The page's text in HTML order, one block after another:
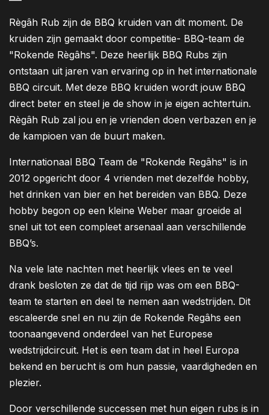
Règâh Rub zijn de BBQ kruiden van dit moment. De
kruiden zijn gemaakt door competitie- BBQ-team de
"Rokende Règâhs". Deze heerlijk BBQ Rubs zijn
ontstaan uit jaren van ervaring op in het internationale
BBQ circuit. Met deze BBQ kruiden wordt jouw BBQ
direct beter en steel je de show in je eigen achtertuin.
Règâh Rub zal jou en je vrienden doen verbazen en je
de kampioen van de buurt maken.
Internationaal BBQ Team de "Rokende Regâhs" is in
2012 opgericht door 4 vrienden met dezelfde hobby,
het drinken van bier en het bereiden van BBQ. Deze
hobby begon op een kleine Weber maar groeide al
snel uit tot een compleet arsenaal aan verschillende
BBQ’s.
Na vele late nachten met heerlijk vlees en te veel
drank besloten ze dat de tijd rijp was om een BBQ-
team te starten en deel te nemen aan wedstrijden. Dit
escaleerde snel en nu zijn de Rokende Regâhs een
toonaangevend onderdeel van het Europese
wedstrijdcircuit. Het is een team dat in heel Europa
bekend en berucht is om hun passie, vaardigheden en
plezier.
Door verschillende successen met hun eigen rubs is in